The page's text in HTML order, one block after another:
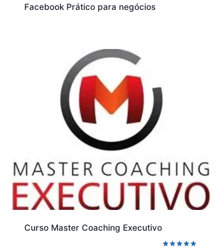
Facebook Prático para negócios
Curso Master Coaching Executivo